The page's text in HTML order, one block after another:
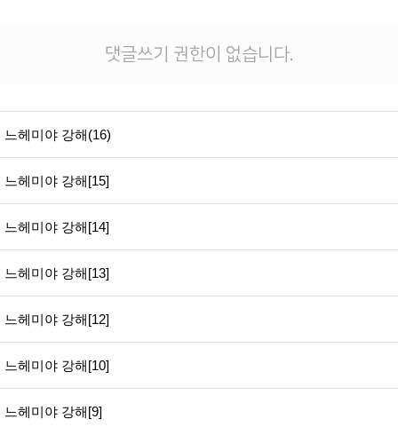
댓글쓰기 권한이 없습니다.
느헤미야 강해(16)
느헤미야 강해[15]
느헤미야 강해[14]
느헤미야 강해[13]
느헤미야 강해[12]
느헤미야 강해[10]
느헤미야 강해[9]